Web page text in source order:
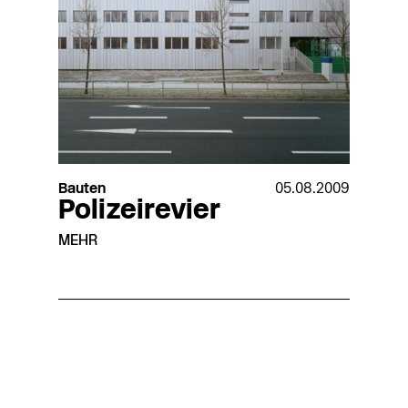
Bauten 05.08.2009
Polizeirevier
MEHR